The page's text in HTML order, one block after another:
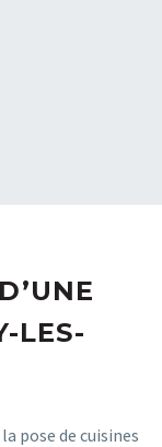
LES-
pose de cuisines